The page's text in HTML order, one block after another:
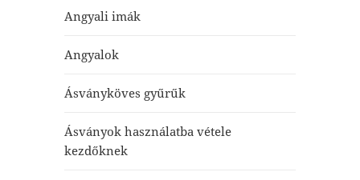
Angyali imák
Angyalok
Ásványköves gyűrűk
Ásványok használatba vétele
kezdőknek